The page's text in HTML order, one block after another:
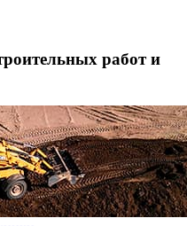
работ и